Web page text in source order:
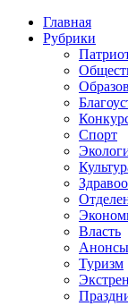
Главная
Рубрики
Спорт
Власть
Туризм